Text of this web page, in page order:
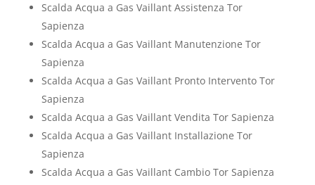
Scalda Acqua a Gas Vaillant Assistenza Tor
Sapienza
Scalda Acqua a Gas Vaillant Manutenzione Tor
Sapienza
Scalda Acqua a Gas Vaillant Pronto Intervento Tor
Sapienza
Scalda Acqua a Gas Vaillant Vendita Tor Sapienza
Scalda Acqua a Gas Vaillant Installazione Tor
Sapienza
Scalda Acqua a Gas Vaillant Cambio Tor Sapienza